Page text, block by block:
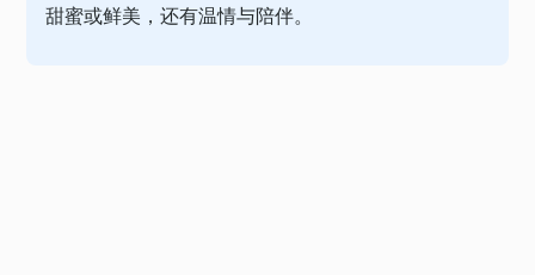
甜蜜或鲜美，还有温情与陪伴。